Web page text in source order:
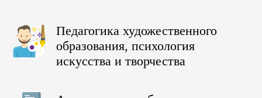
Педагогика художественного
образования, психология
искусства и творчества